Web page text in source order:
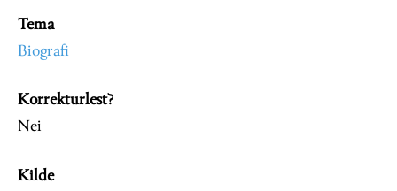
Tema
Biografi
Korrekturlest?
Nei
Kilde